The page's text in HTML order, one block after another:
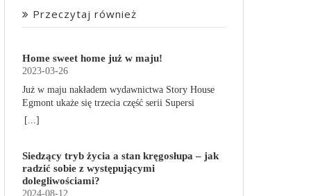
Przeczytaj również
Home sweet home już w maju!
2023-03-26
Już w maju nakładem wydawnictwa Story House
Egmont ukaże się trzecia część serii Supersi
scenarzysty Frederic Maupome. Ten tom nosi tytuł
obdarzone supermocami i wspomagane przez
robota o imieniu Al. Są rozdarte między chęcią
prowadzenia normalnego życia wśród ludzi a
[...]
Siedzący tryb życia a stan kręgosłupa – jak
radzić sobie z występującymi
dolegliwościami?
2024-08-12